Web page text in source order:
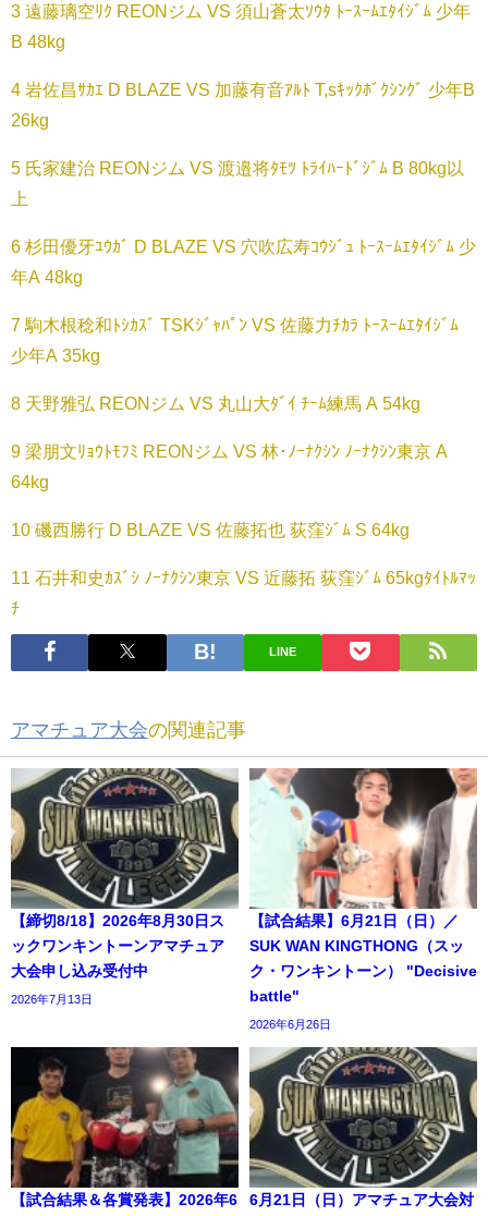
3 遠藤璃空ﾘｸ REONジム VS 須山蒼太ｿｳﾀ ﾄｰｽｰﾑｴﾀｲｼﾞﾑ 少年
B 48kg
4 岩佐昌ｻｶｴ D BLAZE VS 加藤有音ｱﾙﾄ T,sｷｯｸﾎﾞｸｼﾝｸﾞ 少年B
26kg
5 氏家建治 REONジム VS 渡邉将ﾀﾓﾂ ﾄﾗｲﾊｰﾄﾞｼﾞﾑ B 80kg以
上
6 杉田優牙ﾕｳｶﾞ D BLAZE VS 穴吹広寿ｺｳｼﾞｭ ﾄｰｽｰﾑｴﾀｲｼﾞﾑ 少
年A 48kg
7 駒木根稔和ﾄｼｶｽﾞ TSKｼﾞｬﾊﾟﾝ VS 佐藤力ﾁｶﾗ ﾄｰｽｰﾑｴﾀｲｼﾞﾑ
少年A 35kg
8 天野雅弘 REONジム VS 丸山大ﾀﾞｲ ﾁｰﾑ練馬 A 54kg
9 梁朋文ﾘｮｳﾄﾓﾌﾐ REONジム VS 林･ﾉｰﾅｸｼﾝ ﾉｰﾅｸｼﾝ東京 A
64kg
10 磯西勝行 D BLAZE VS 佐藤拓也 荻窪ｼﾞﾑ S 64kg
11 石井和史ｶｽﾞｼ ﾉｰﾅｸｼﾝ東京 VS 近藤拓 荻窪ｼﾞﾑ 65kgﾀｲﾄﾙﾏｯ
ﾁ
LINE
アマチュア大会の関連記事
【締切8/18】2026年8月30日ス
ックワンキントーンアマチュア
大会申し込み受付中
2026年7月13日
【試合結果】6月21日（日）／
SUK WAN KINGTHONG（スッ
ク・ワンキントーン） "Decisive
battle"
2026年6月26日
【試合結果＆各賞発表】2026年6
6月21日（日）アマチュア大会対